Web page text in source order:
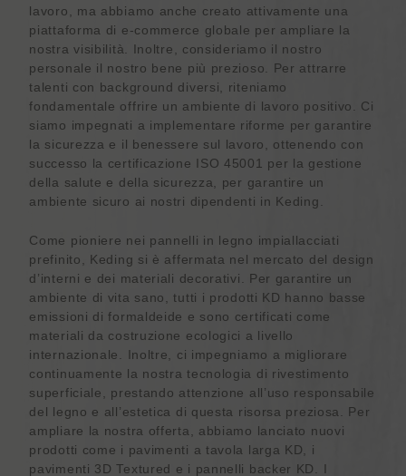
lavoro, ma abbiamo anche creato attivamente una
piattaforma di e-commerce globale per ampliare la
nostra visibilità. Inoltre, consideriamo il nostro
personale il nostro bene più prezioso. Per attrarre
talenti con background diversi, riteniamo
fondamentale offrire un ambiente di lavoro positivo. Ci
siamo impegnati a implementare riforme per garantire
la sicurezza e il benessere sul lavoro, ottenendo con
successo la certificazione ISO 45001 per la gestione
della salute e della sicurezza, per garantire un
ambiente sicuro ai nostri dipendenti in Keding.
Come pioniere nei pannelli in legno impiallacciati
prefinito, Keding si è affermata nel mercato del design
d’interni e dei materiali decorativi. Per garantire un
ambiente di vita sano, tutti i prodotti KD hanno basse
emissioni di formaldeide e sono certificati come
materiali da costruzione ecologici a livello
internazionale. Inoltre, ci impegniamo a migliorare
continuamente la nostra tecnologia di rivestimento
superficiale, prestando attenzione all’uso responsabile
del legno e all’estetica di questa risorsa preziosa. Per
ampliare la nostra offerta, abbiamo lanciato nuovi
prodotti come i pavimenti a tavola larga KD, i
pavimenti 3D Textured e i pannelli backer KD. I